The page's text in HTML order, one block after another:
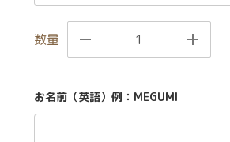
数量
お名前（英語）例：MEGUMI